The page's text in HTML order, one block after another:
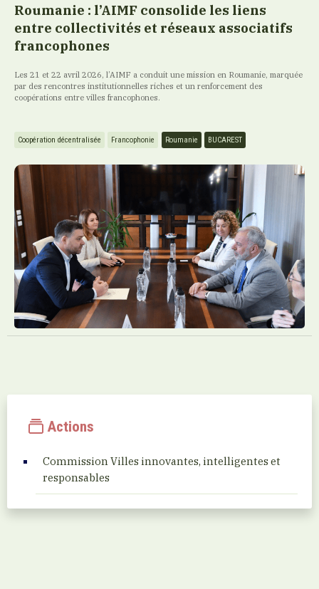
Roumanie : l’AIMF consolide les liens
entre collectivités et réseaux associatifs
francophones
Les 21 et 22 avril 2026, l’AIMF a conduit une mission en Roumanie, marquée
par des rencontres institutionnelles riches et un renforcement des
coopérations entre villes francophones.
Coopération décentralisée Francophonie Roumanie BUCAREST
Actions
Commission Villes innovantes, intelligentes et
responsables